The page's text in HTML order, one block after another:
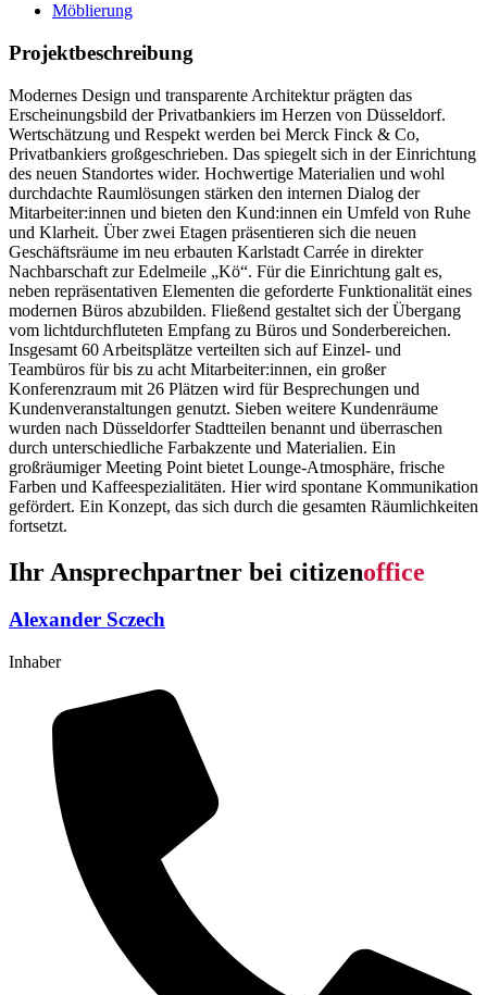
Möblierung
Projektbeschreibung
Modernes Design und transparente Architektur prägten das
Erscheinungsbild der Privatbankiers im Herzen von Düsseldorf.
Wertschätzung und Respekt werden bei Merck Finck & Co,
Privatbankiers großgeschrieben. Das spiegelt sich in der Einrichtung
des neuen Standortes wider. Hochwertige Materialien und wohl
durchdachte Raumlösungen stärken den internen Dialog der
Mitarbeiter:innen und bieten den Kund:innen ein Umfeld von Ruhe
und Klarheit. Über zwei Etagen präsentieren sich die neuen
Geschäftsräume im neu erbauten Karlstadt Carrée in direkter
Nachbarschaft zur Edelmeile „Kö“. Für die Einrichtung galt es,
neben repräsentativen Elementen die geforderte Funktionalität eines
modernen Büros abzubilden. Fließend gestaltet sich der Übergang
vom lichtdurchfluteten Empfang zu Büros und Sonderbereichen.
Insgesamt 60 Arbeitsplätze verteilten sich auf Einzel- und
Teambüros für bis zu acht Mitarbeiter:innen, ein großer
Konferenzraum mit 26 Plätzen wird für Besprechungen und
Kundenveranstaltungen genutzt. Sieben weitere Kundenräume
wurden nach Düsseldorfer Stadtteilen benannt und überraschen
durch unterschiedliche Farbakzente und Materialien. Ein
großräumiger Meeting Point bietet Lounge-Atmosphäre, frische
Farben und Kaffeespezialitäten. Hier wird spontane Kommunikation
gefördert. Ein Konzept, das sich durch die gesamten Räumlichkeiten
fortsetzt.
Ihr Ansprechpartner bei citizenoffice
Alexander Sczech
Inhaber